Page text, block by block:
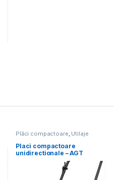
Plăci compactoare Utilaje
pentru construcții
Placi compactoare
unidirectionale – AGT
PCL100 GX160 cu pad pt.
pavele, rezervor de apa si
roti ptr transport